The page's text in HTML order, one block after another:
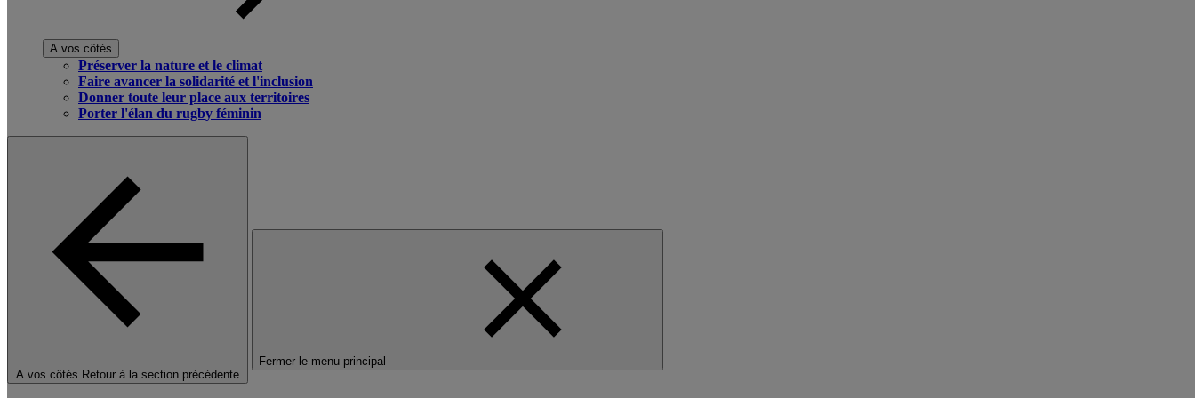
A vos côtés
Préserver la nature et le climat
Faire avancer la solidarité et l'inclusion
Donner toute leur place aux territoires
Porter l'élan du rugby féminin
A vos côtés Retour à la section précédente
Fermer le menu principal